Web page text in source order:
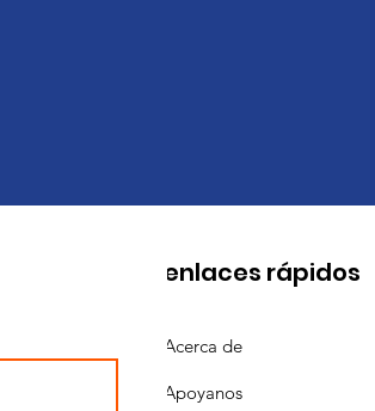
enlaces rápidos
Acerca de
Apoyanos